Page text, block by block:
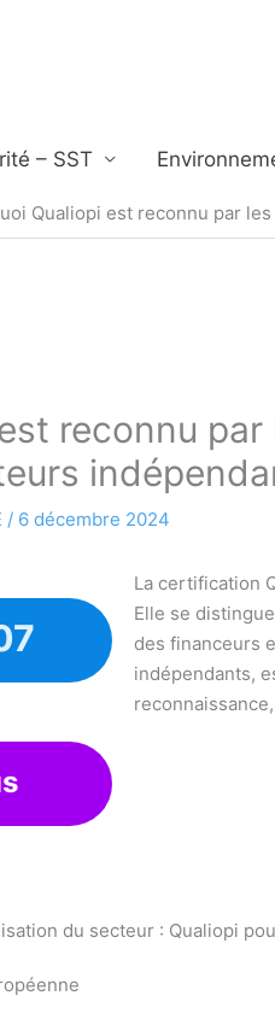
– SST
Qualiopi est reconnu par
reconnu
/ 6 décembre 2024
La certification
Elle se
des financeurs
indépendants,
du secteur : Qualiopi